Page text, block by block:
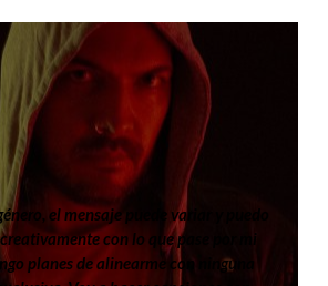
el mensaje puede variar y puedo
creativamente con lo que pase por mi
planes de alinearme con ninguna